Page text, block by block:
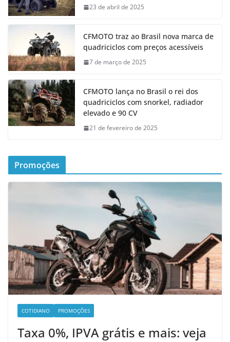
23 de abril de 2025
CFMOTO traz ao Brasil nova marca de
quadriciclos com preços acessíveis
7 de março de 2025
CFMOTO lança no Brasil o rei dos
quadriciclos com snorkel, radiador
elevado e 90 CV
21 de fevereiro de 2025
Promoções
COTIDIANO PROMOÇÕES
Taxa 0%, IPVA grátis e mais: veja